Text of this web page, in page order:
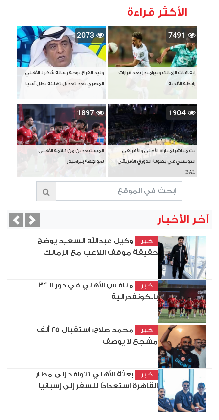
الأكثر قراءة
7491
إيقافات الزمالك وبيراميدز بعد قرارات
رابطة الأندية
2073
وليد الفراج يوجه رسالة شكر لـ الأهلي
المصري بعد تعديل تهنئة بطل آسيا
1904
بث مباشر لمباراة الأهلي والأفريقي
التونسي في بطولة الدوري الأفريقي
BAL
1897
المستبعدين من قائمة الأهلي
لمواجهة بيراميدز
آخر الأخبار
خبر
وكيل عبدالله السعيد يوضح
حقيقة موقف اللاعب مع الزمالك
خبر
منافس الأهلي في دور الـ32
بالكونفدرالية
خبر
محمد صلاح: استقبال 25 ألف
مشجع لا يوصف
خبر
بعثة الأهلي تتوافد إلى مطار
القاهرة استعدادًا للسفر إلى إسبانيا
Next